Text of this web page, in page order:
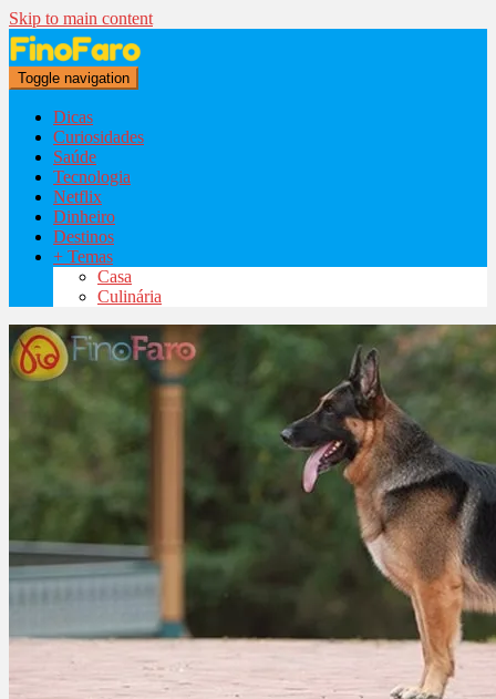
Skip to main content
Toggle navigation
Dicas
Curiosidades
Saúde
Tecnologia
Netflix
Dinheiro
Destinos
+ Temas
Casa
Culinária